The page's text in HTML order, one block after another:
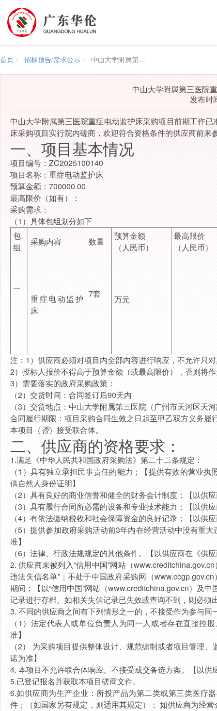
首页 招标预告/需求公示 中山大学附属第三医院重症电动监护床项目院内磋商公告
中山大学附属第三医院
发布时
中山大学附属第三医院重症电动监护床采购项目前期工作已
床采购项目实行院内磋商，欢迎符合资格条件的供应商前来
一、项目基本情况
项目编号： ZC2025100140
项目名称： 重症电动监护床
预算金额： 700000.00
最高限价（如有）：
采购需求：
（1 ）具体包组划分如下
包
组
采购内容 数量
预算金额
（人民币）
最高限价
（人民币）
一
重症电动监护
床
7套
万元
注： 1 ）供应商必须对项目内全部内容进行响应，不允许只
2）投标人报价不得高于预算金额（或最高限价）
，否则将
3）需要落实的政府采购政策：
（2）交货时间： 合同签订后90天内
（3）交货地点： 中山大学附属第三医院（广州市天河区天
合同履行期限： 项目采购合同生效之日起至甲乙双方义务履
本项目（否）接受联合体。
二、供应商的资格要求：
1.满足《中华人民共和国政府采购法》第二十二条规定：
（1 ）具有独立承担民事责任的能力；
【提供有效的营业
供自然人身份证明】
（2）具有良好的商业信誉和健全的财务会计制度；
【以供
（3）具有履行合同所必需的设备和专业技术能力；
【以供
（4）有依法缴纳税收和社会保障资金的良好记录；
【以供
（5）提供参加政府采购活动前3年内在经营活动中没有重
准】
（6）法律、行政法规规定的其他条件。
【以供应商在《供
2.供应商未被列入“信用中国”网站（www.creditchina.gov.cn
违法失信名单”；不处于中国政府采购网（www.ccgp.gov.cn
期间；【以“信用中国”网站（www.creditchina.gov.cn）及中
记录进行存档。如相关失信记录已失效或查询不到，则必须
3. 不同的供应商之间有下列情形之一的，不接受作为参与同
（1 ）法定代表人或单位负责人为同一人或者存在直接控
准】
（2） 为采购项目提供整体设计、规范编制或者项目管理
诺为准】
4. 本项目不允许联合体响应。不接受成交备选方案。【以
5.已登记报名并获取本项目磋商文件。
6.如供应商为生产企业：所投产品为第二类或第三类医疗
件；（如国家另有规定，则适用其规定）； 如供应商为经